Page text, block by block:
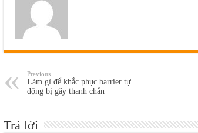
Previous
Làm gì để khắc phục barrier tự
động bị gãy thanh chắn
Trả lời